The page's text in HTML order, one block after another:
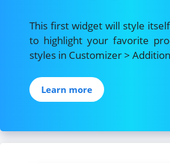
This first widget will style
to highlight your favorite
styles in Customizer >
Learn more